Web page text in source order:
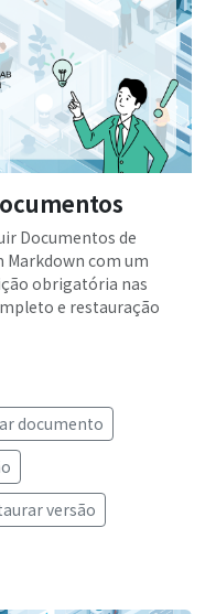
Documentos de
Markdown com um
obrigatória nas
e restauração
documento
versão